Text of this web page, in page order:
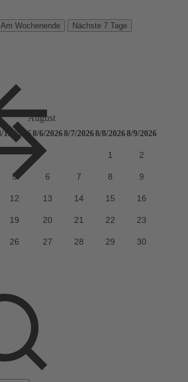
Am Wochenende Nächste 7 Tage